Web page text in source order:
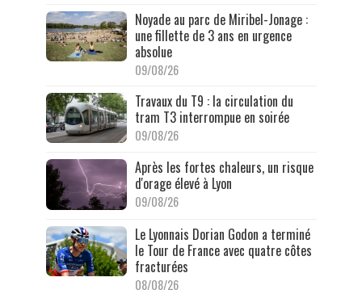
Noyade au parc de Miribel-Jonage :
une fillette de 3 ans en urgence
absolue
09/08/26
Travaux du T9 : la circulation du
tram T3 interrompue en soirée
09/08/26
Après les fortes chaleurs, un risque
d'orage élevé à Lyon
09/08/26
Le Lyonnais Dorian Godon a terminé
le Tour de France avec quatre côtes
fracturées
08/08/26